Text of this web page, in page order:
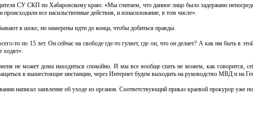
СУ СКП по Хабаровскому краю: «Мы считаем, что данное лицо было задержано
происходили все насильственные действия, и изнасилование, в том числе».
в шоке, но намерены идти до конца, чтобы добиться правды.
то по 15 лет. Он сейчас на свободе где-то гуляет, где он, что он делает? А как им быть в
ходят».
не может дома находиться спокойно. И мы все вообще спать не можем, как говорится,
в вышестоящие инстанции, через Интернет будем выходить на руководство МВД и на
написал заявление об уходе из органов. Соответствующий приказ краевой прокурор уже